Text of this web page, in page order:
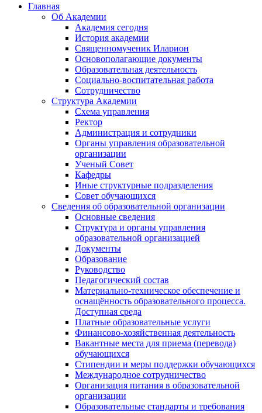
Главная
Об Академии
Академия сегодня
История академии
Священномученик Иларион
Основополагающие документы
Образовательная деятельность
Социально-воспитательная работа
Сотрудничество
Структура Академии
Схема управления
Ректор
Администрация и сотрудники
Органы управления образовательной
организации
Ученый Совет
Кафедры
Иные структурные подразделения
Совет обучающихся
Сведения об образовательной организации
Основные сведения
Структура и органы управления
образовательной организацией
Документы
Образование
Руководство
Педагогический состав
Материально-техническое обеспечение и
оснащённость образовательного процесса.
Доступная среда
Платные образовательные услуги
Финансово-хозяйственная деятельность
Вакантные места для приема (перевода)
обучающихся
Стипендии и меры поддержки обучающихся
Международное сотрудничество
Организация питания в образовательной
организации
Образовательные стандарты и требования